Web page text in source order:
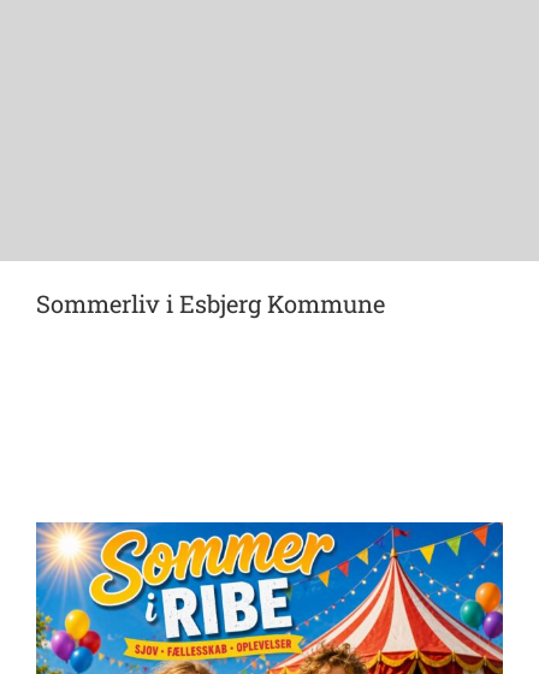
Sommerliv i Esbjerg Kommune
View
Larger
Image